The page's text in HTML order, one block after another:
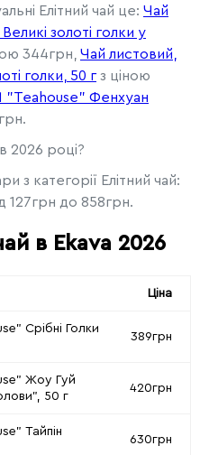
Елітний чай це: Чай
золоті голки у
344грн, Чай листовий,
голки, 50 г з ціною
"Teahouse" Фенхуан
2026 році?
з категорії Елітний чай:
127грн до 858грн.
в Ekava 2026
Ціна
Срібні Голки
389грн
Жоу Гуй
50 г
420грн
Тайпін
630грн